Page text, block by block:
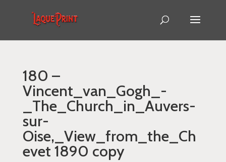
180 –
Vincent_van_Gogh_-
_The_Church_in_Auvers-
sur-
Oise,_View_from_the_Ch
evet 1890 copy